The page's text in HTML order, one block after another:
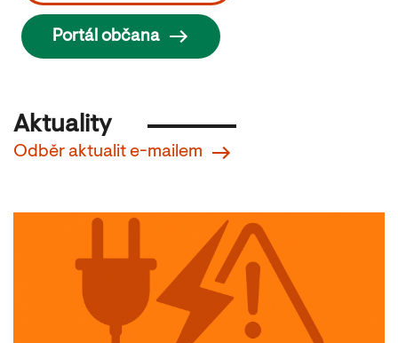
Portál občana
Aktuality
Odběr aktualit e-mailem